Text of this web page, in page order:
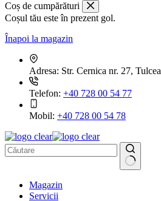
Coș de cumpărături
Coșul tău este în prezent gol.
Înapoi la magazin
Adresa: Str. Cernica nr. 27, Tulcea
Telefon: +40 728 00 54 77
Mobil: +40 728 00 54 78
rezultatMagazin
Servicii